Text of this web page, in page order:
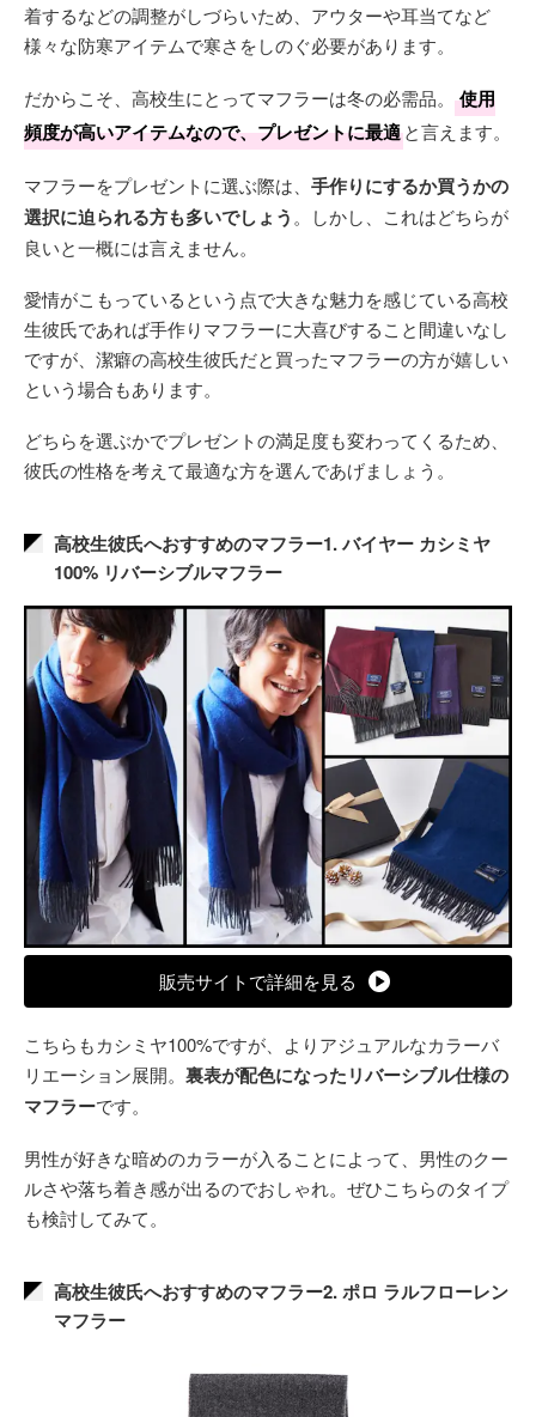
着するなどの調整がしづらいため、アウターや耳当てなど
様々な防寒アイテムで寒さをしのぐ必要があります。
だからこそ、高校生にとってマフラーは冬の必需品。
使用
頻度が高いアイテムなので、プレゼントに最適と言えます。
マフラーをプレゼントに選ぶ際は、 手作りにするか買うかの
選択に迫られる方も多いでしょう。しかし、これはどちらが
良いと一概には言えません。
愛情がこもっているという点で大きな魅力を感じている高校
生彼氏であれば手作りマフラーに大喜びすること間違いなし
ですが、潔癖の高校生彼氏だと買ったマフラーの方が嬉しい
という場合もあります。
どちらを選ぶかでプレゼントの満足度も変わってくるため、
彼氏の性格を考えて最適な方を選んであげましょう。
高校生彼氏へおすすめのマフラー1. バイヤー カシミヤ
100% リバーシブルマフラー
販売サイトで詳細を見る
こちらもカシミヤ100%ですが、よりアジュアルなカラーバ
リエーション展開。 裏表が配色になったリバーシブル仕様の
マフラーです。
男性が好きな暗めのカラーが入ることによって、男性のクー
ルさや落ち着き感が出るのでおしゃれ。ぜひこちらのタイプ
も検討してみて。
高校生彼氏へおすすめのマフラー2. ポロ ラルフローレン
マフラー